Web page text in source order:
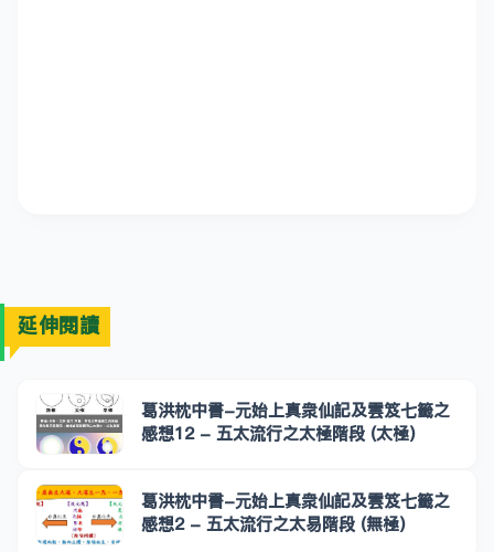
延伸閱讀
葛洪枕中書-元始上真衆仙記及雲笈七籤之
感想12 - 五太流行之太極階段 (太極)
葛洪枕中書-元始上真衆仙記及雲笈七籤之
感想2 - 五太流行之太易階段 (無極)